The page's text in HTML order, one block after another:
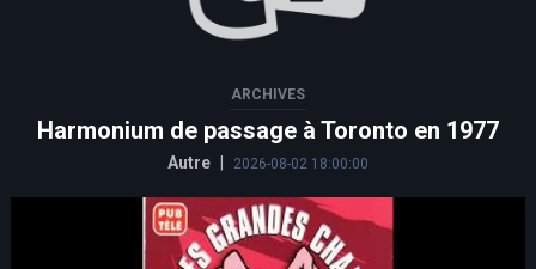
ARCHIVES
Harmonium de passage à Toronto en 1977
Autre 2026-08-02 18:00:00